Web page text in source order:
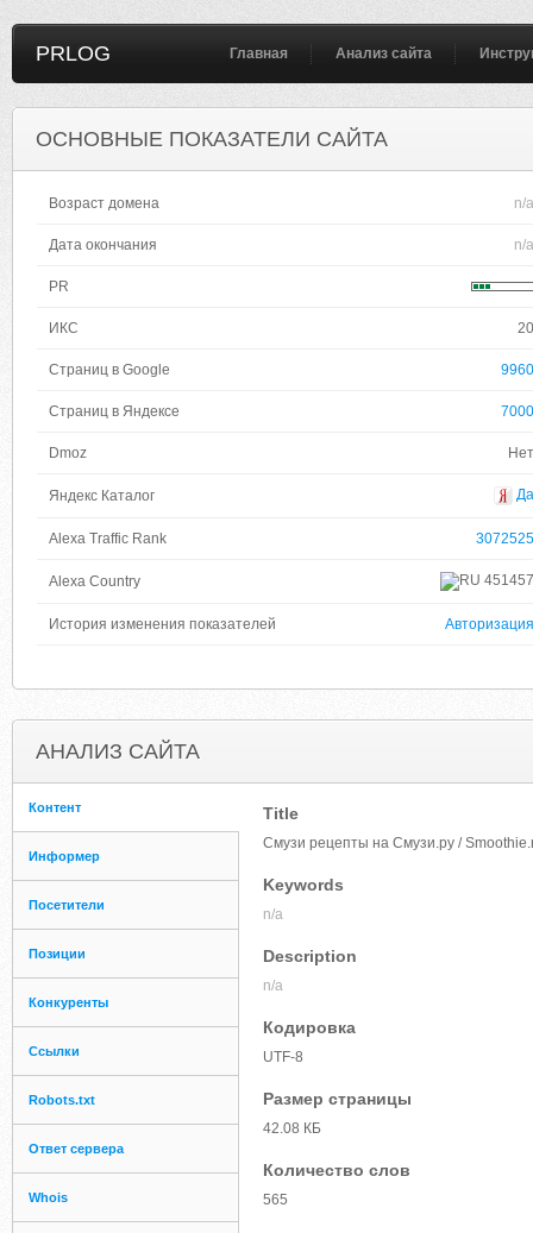
PRLOG Главная Анализ сайта
ОСНОВНЫЕ ПОКАЗАТЕЛИ САЙТА
Возраст домена n/a
Дата окончания n/a
PR
ИКС 20
Страниц в Google 9960
Страниц в Яндексе 7000
Dmoz Нет
Яндекс Каталог Да
Alexa Traffic Rank 3072525
Alexa Country 451457
История изменения показателей Авторизация
АНАЛИЗ САЙТА
Контент
Информер
Посетители
Позиции
Конкуренты
Ссылки
Robots.txt
Ответ сервера
Whois
Title
Смузи рецепты на Смузи.ру /
Keywords
n/a
Description
n/a
Кодировка
UTF-8
Размер страницы
42.08 КБ
Количество слов
565